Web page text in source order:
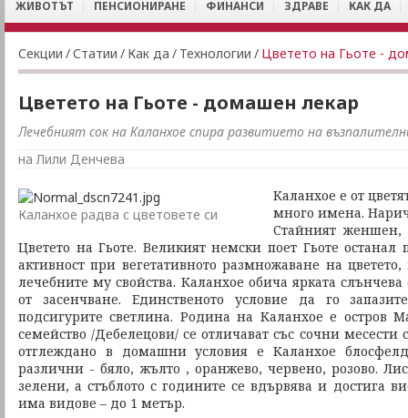
ЖИВОТЪТ ПЕНСИОНИРАНЕ ФИНАНСИ ЗДРАВЕ КАК ДА
Секции /Статии / Как да / Технологии / Цветето на Гьоте -
Цветето на Гьоте - домашен лекар
Лечебният сок на Каланхое спира развитието на
на Лили Денчева
Каланхое радва с цветовете си
Каланхое е от
много имена.
Стайният женшен,
Цветето на Гьоте. Великият немски поет Гьоте останал
активност при вегетативното размножаване на
лечебните му свойства. Каланхое обича ярката
от засенчване. Единственото условие да го
подсигурите светлина. Родина на Каланхое е остров
семейство /Дебелецови/ се отличават със сочни месести
отглеждано в домашни условия е Каланхое
различни - бяло, жълто , оранжево, червено, розово.
зелени, а стъблото с годините се вдървява и достига
има видове – до 1 метър.